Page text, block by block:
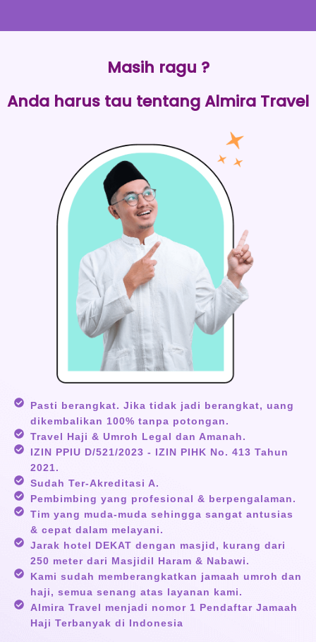
Masih ragu ?
Anda harus tau tentang Almira Travel
Pasti berangkat. Jika tidak jadi berangkat, uang
dikembalikan 100% tanpa potongan.
Travel Haji & Umroh Legal dan Amanah.
IZIN PPIU D/521/2023 - IZIN PIHK No. 413 Tahun
2021.
Sudah Ter-Akreditasi A.
Pembimbing yang profesional & berpengalaman.
Tim yang muda-muda sehingga sangat antusias
& cepat dalam melayani.
Jarak hotel DEKAT dengan masjid, kurang dari
250 meter dari Masjidil Haram & Nabawi.
Kami sudah memberangkatkan jamaah umroh dan
haji, semua senang atas layanan kami.
Almira Travel menjadi nomor 1 Pendaftar Jamaah
Haji Terbanyak di Indonesia